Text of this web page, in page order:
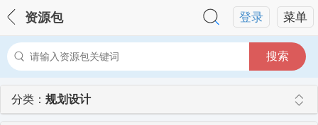
菜单
登录
资源包
搜索
分类： 规划设计